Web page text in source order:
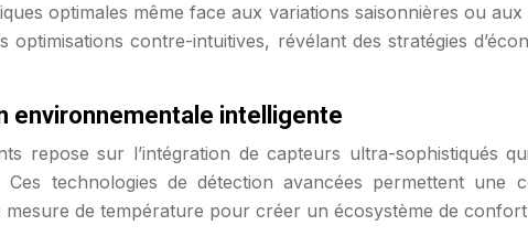
optimales même face aux variations saisonnières ou
contre-intuitives, révélant des stratégies
environnementale intelligente
repose sur l’intégration de capteurs ultra-sophistiqués
Ces technologies de détection avancées permettent une
de température pour créer un écosystème de